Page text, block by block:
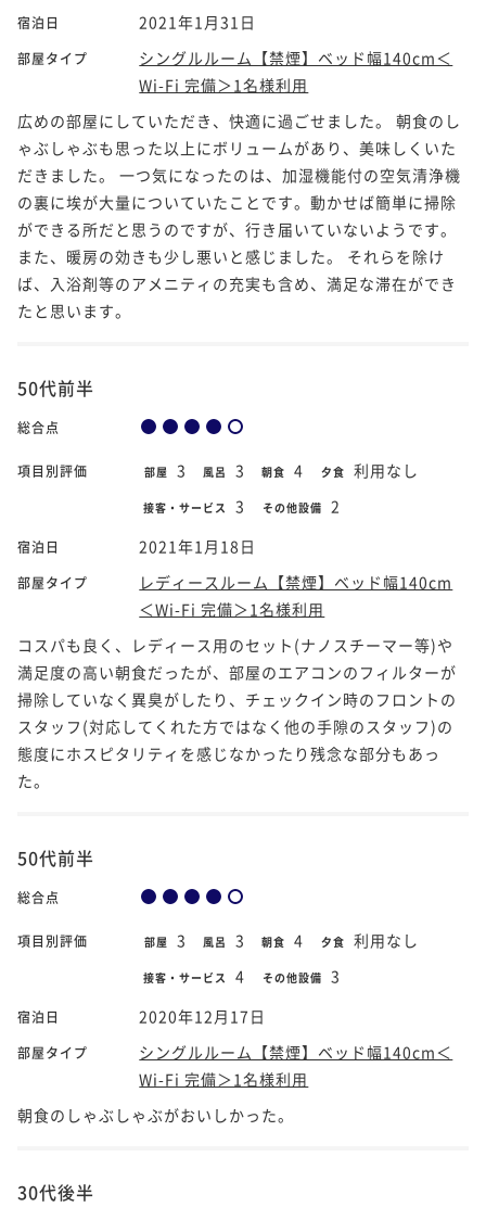
宿泊日 2021年1月31日
部屋タイプ
シングルルーム【禁煙】ベッド幅140cm＜
Wi-Fi 完備＞1名様利用
広めの部屋にしていただき、快適に過ごせました。 朝食のし
ゃぶしゃぶも思った以上にボリュームがあり、美味しくいた
だきました。 一つ気になったのは、加湿機能付の空気清浄機
の裏に埃が大量についていたことです。動かせば簡単に掃除
ができる所だと思うのですが、行き届いていないようです。
また、暖房の効きも少し悪いと感じました。 それらを除け
ば、入浴剤等のアメニティの充実も含め、満足な滞在ができ
たと思います。
50代前半
総合点
項目別評価 部屋 3 風呂 3 朝食 4 夕食 利用なし
接客・サービス 3 その他設備 2
宿泊日 2021年1月18日
部屋タイプ
レディースルーム【禁煙】ベッド幅140cm
＜Wi-Fi 完備＞1名様利用
コスパも良く、レディース用のセット(ナノスチーマー等)や
満足度の高い朝食だったが、部屋のエアコンのフィルターが
掃除していなく異臭がしたり、チェックイン時のフロントの
スタッフ(対応してくれた方ではなく他の手隙のスタッフ)の
態度にホスピタリティを感じなかったり残念な部分もあっ
た。
50代前半
総合点
項目別評価 部屋 3 風呂 3 朝食 4 夕食 利用なし
接客・サービス 4 その他設備 3
宿泊日 2020年12月17日
部屋タイプ
シングルルーム【禁煙】ベッド幅140cm＜
Wi-Fi 完備＞1名様利用
朝食のしゃぶしゃぶがおいしかった。
30代後半